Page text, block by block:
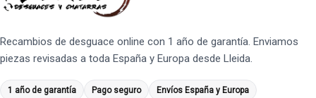
Recambios de desguace online con 1 año de garantía. Enviamos
piezas revisadas a toda España y Europa desde Lleida.
1 año de garantía Pago seguro Envíos España y Europa